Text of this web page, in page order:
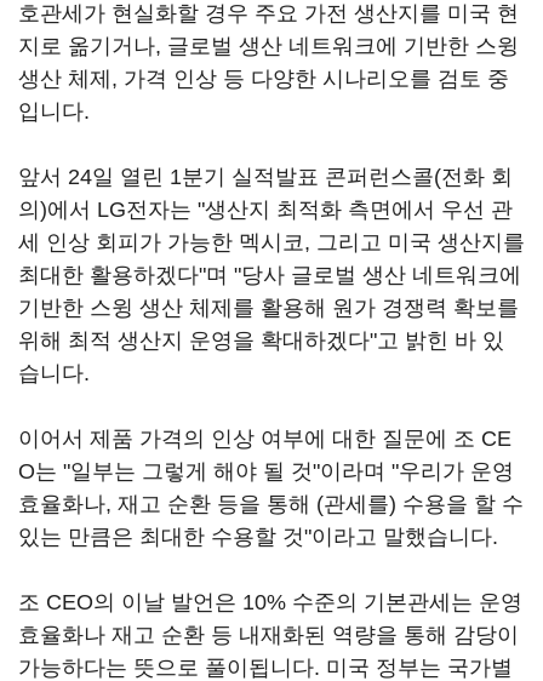
호관세가 현실화할 경우 주요 가전 생산지를 미국 현
지로 옮기거나, 글로벌 생산 네트워크에 기반한 스윙
생산 체제, 가격 인상 등 다양한 시나리오를 검토 중
입니다.
앞서 24일 열린 1분기 실적발표 콘퍼런스콜(전화 회
의)에서 LG전자는 "생산지 최적화 측면에서 우선 관
세 인상 회피가 가능한 멕시코, 그리고 미국 생산지를
최대한 활용하겠다"며 "당사 글로벌 생산 네트워크에
기반한 스윙 생산 체제를 활용해 원가 경쟁력 확보를
위해 최적 생산지 운영을 확대하겠다"고 밝힌 바 있
습니다.
이어서 제품 가격의 인상 여부에 대한 질문에 조 CE
O는 "일부는 그렇게 해야 될 것"이라며 "우리가 운영
효율화나, 재고 순환 등을 통해 (관세를) 수용을 할 수
있는 만큼은 최대한 수용할 것"이라고 말했습니다.
조 CEO의 이날 발언은 10% 수준의 기본관세는 운영
효율화나 재고 순환 등 내재화된 역량을 통해 감당이
가능하다는 뜻으로 풀이됩니다. 미국 정부는 국가별